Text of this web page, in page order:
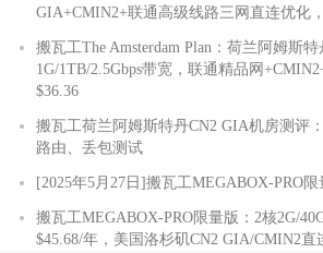
GIA+CMIN2+联通高级线路三网直连优化
搬瓦工The Amsterdam Plan：荷兰阿姆斯
1G/1TB/2.5Gbps带宽，联通精品网
$36.36
搬瓦工荷兰阿姆斯特丹CN2 GIA机房测评
路由、丢包测试
[2025年5月27日]搬瓦工MEGABOX-PRO
搬瓦工MEGABOX-PRO限量版：2核2G/
$45.68/年，美国洛杉矶CN2 GIA/CMIN2直